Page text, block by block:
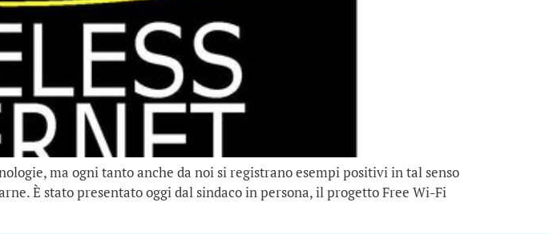
ma ogni tanto anche da noi si registrano esempi positivi in tal senso
È stato presentato oggi dal sindaco in persona, il progetto Free Wi-Fi